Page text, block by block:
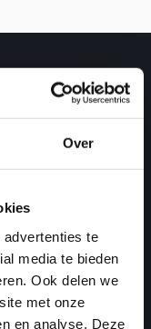
Over
te
media te bieden
Ook delen we
met onze
en analyse. Deze
bij jouw
LABEL?